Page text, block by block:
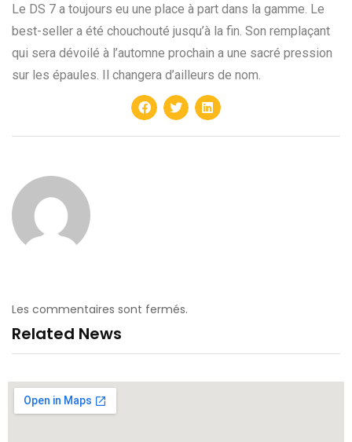
Le DS 7 a toujours eu une place à part dans la gamme. Le
best-seller a été chouchouté jusqu’à la fin. Son remplaçant
qui sera dévoilé à l’automne prochain a une sacré pression
sur les épaules. Il changera d’ailleurs de nom.
Les commentaires sont fermés.
Related News